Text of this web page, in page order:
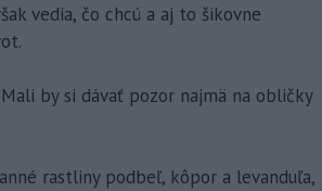
vedia, čo chcú a aj to šikovne
by si dávať pozor najmä na obličky
rastliny podbeľ, kôpor a levanduľa,